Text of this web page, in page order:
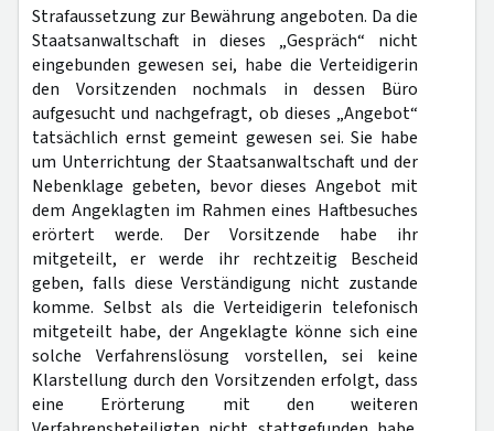
Strafaussetzung zur Bewährung angeboten. Da die
Staatsanwaltschaft in dieses „Gespräch“ nicht
eingebunden gewesen sei, habe die Verteidigerin
den Vorsitzenden nochmals in dessen Büro
aufgesucht und nachgefragt, ob dieses „Angebot“
tatsächlich ernst gemeint gewesen sei. Sie habe
um Unterrichtung der Staatsanwaltschaft und der
Nebenklage gebeten, bevor dieses Angebot mit
dem Angeklagten im Rahmen eines Haftbesuches
erörtert werde. Der Vorsitzende habe ihr
mitgeteilt, er werde ihr rechtzeitig Bescheid
geben, falls diese Verständigung nicht zustande
komme. Selbst als die Verteidigerin telefonisch
mitgeteilt habe, der Angeklagte könne sich eine
solche Verfahrenslösung vorstellen, sei keine
Klarstellung durch den Vorsitzenden erfolgt, dass
eine Erörterung mit den weiteren